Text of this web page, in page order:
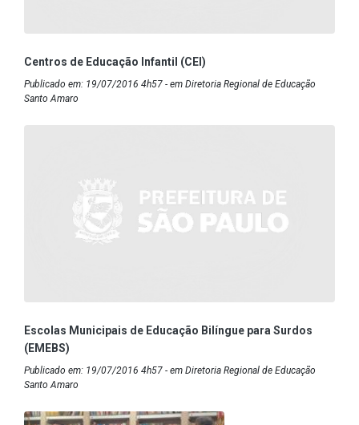
Centros de Educação Infantil (CEI)
Publicado em: 19/07/2016 4h57 - em Diretoria Regional de Educação
Santo Amaro
Escolas Municipais de Educação Bilíngue para Surdos
(EMEBS)
Publicado em: 19/07/2016 4h57 - em Diretoria Regional de Educação
Santo Amaro